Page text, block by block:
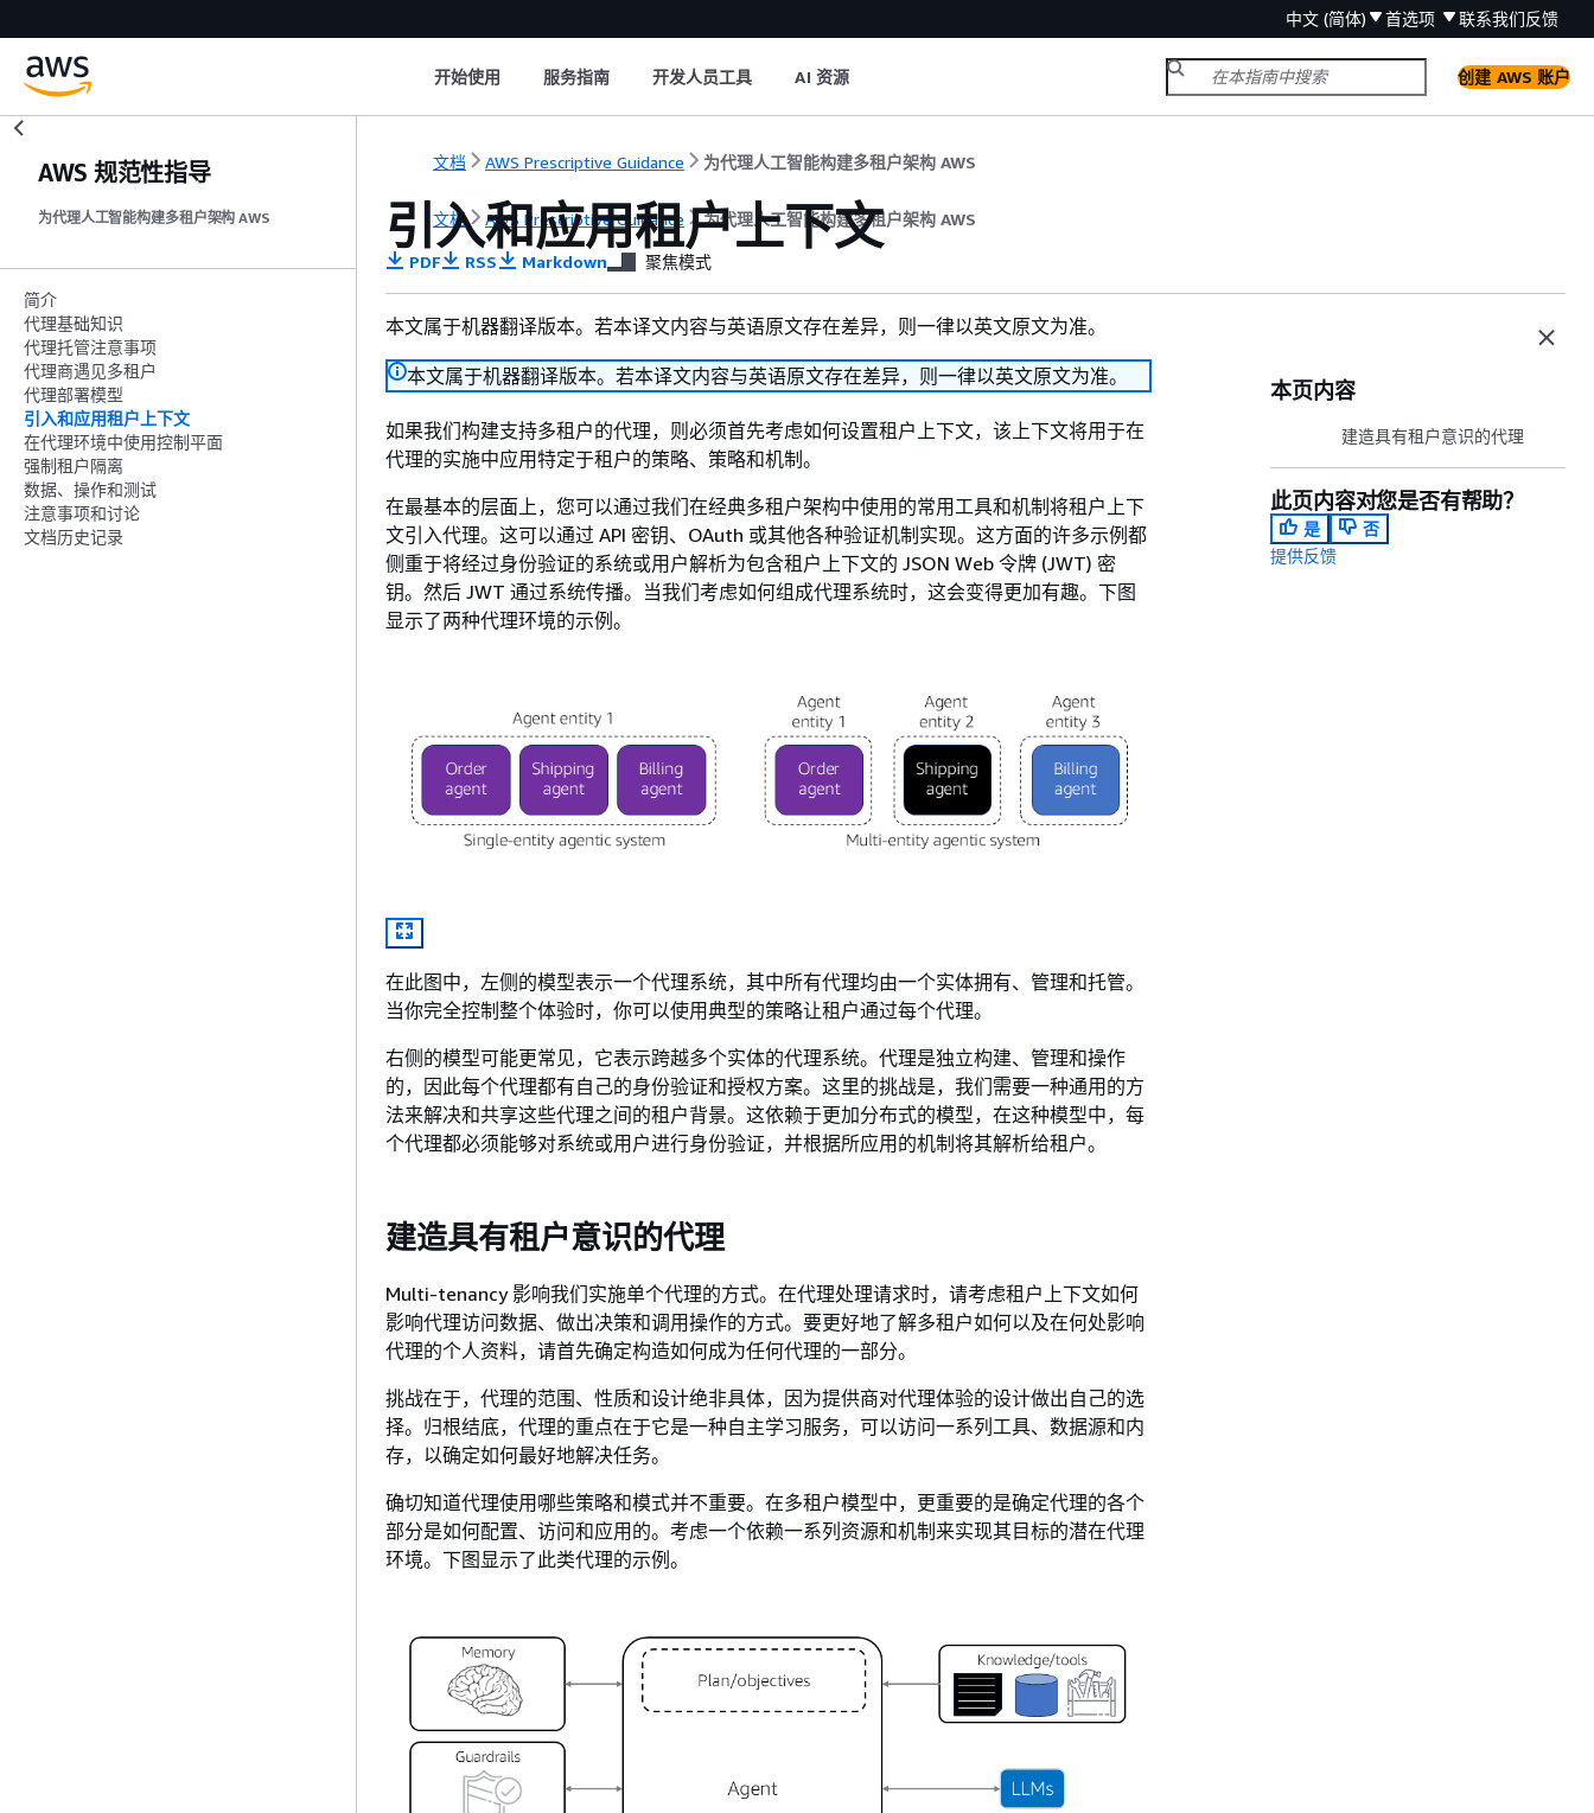
中文 (简体) 首选项 联系我们反馈
开始使用 服务指南 开发人员工具 AI 资源 创建 AWS 账户
AWS 规范性指导
为代理人工智能构建多租户架构 AWS
简介
代理基础知识
代理托管注意事项
代理商遇见多租户
代理部署模型
引入和应用租户上下文
在代理环境中使用控制平面
强制租户隔离
数据、操作和测试
注意事项和讨论
文档历史记录
文档 AWS Prescriptive Guidance 为代理人工智能构建多租户架构 AWS
文档 AWS Prescriptive Guidance 为代理人工智能构建多租户架构 AWS
引入和应用租户上下文
PDF RSS Markdown 聚焦模式
本文属于机器翻译版本。若本译文内容与英语原文存在差异，则一律以英文原文为准。
本文属于机器翻译版本。若本译文内容与英语原文存在差异，则一律以英文原文为准。
如果我们构建支持多租户的代理，则必须首先考虑如何设置租户上下文，该上下文将用于在
代理的实施中应用特定于租户的策略、策略和机制。
在最基本的层面上，您可以通过我们在经典多租户架构中使用的常用工具和机制将租户上下
文引入代理。这可以通过 API 密钥、OAuth 或其他各种验证机制实现。这方面的许多示例都
侧重于将经过身份验证的系统或用户解析为包含租户上下文的 JSON Web 令牌 (JWT) 密
钥。然后 JWT 通过系统传播。当我们考虑如何组成代理系统时，这会变得更加有趣。下图
显示了两种代理环境的示例。
在此图中，左侧的模型表示一个代理系统，其中所有代理均由一个实体拥有、管理和托管。
当你完全控制整个体验时，你可以使用典型的策略让租户通过每个代理。
右侧的模型可能更常见，它表示跨越多个实体的代理系统。代理是独立构建、管理和操作
的，因此每个代理都有自己的身份验证和授权方案。这里的挑战是，我们需要一种通用的方
法来解决和共享这些代理之间的租户背景。这依赖于更加分布式的模型，在这种模型中，每
个代理都必须能够对系统或用户进行身份验证，并根据所应用的机制将其解析给租户。
建造具有租户意识的代理
Multi-tenancy 影响我们实施单个代理的方式。在代理处理请求时，请考虑租户上下文如何
影响代理访问数据、做出决策和调用操作的方式。要更好地了解多租户如何以及在何处影响
代理的个人资料，请首先确定构造如何成为任何代理的一部分。
挑战在于，代理的范围、性质和设计绝非具体，因为提供商对代理体验的设计做出自己的选
择。归根结底，代理的重点在于它是一种自主学习服务，可以访问一系列工具、数据源和内
存，以确定如何最好地解决任务。
确切知道代理使用哪些策略和模式并不重要。在多租户模型中，更重要的是确定代理的各个
部分是如何配置、访问和应用的。考虑一个依赖一系列资源和机制来实现其目标的潜在代理
环境。下图显示了此类代理的示例。
本页内容
建造具有租户意识的代理
此页内容对您是否有帮助？
是
否
提供反馈